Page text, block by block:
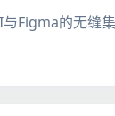
的无缝集